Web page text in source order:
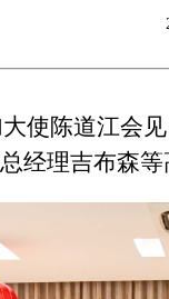
使陈道江会
经理吉布森